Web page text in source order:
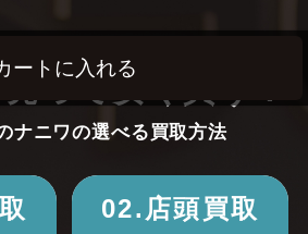
ートに入れる
売って安く買う！
ナニワの選べる買取方法
02.店頭買取